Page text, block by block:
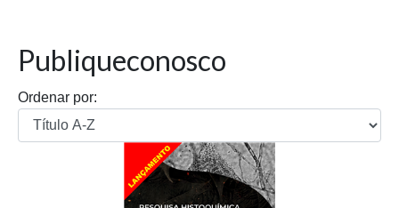
Publiqueconosco
Ordenar por: